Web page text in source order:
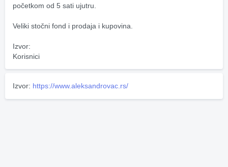
početkom od 5 sati ujutru.
Veliki stočni fond i prodaja i kupovina.
Izvor:
Korisnici
Izvor: https://www.aleksandrovac.rs/